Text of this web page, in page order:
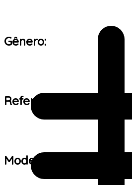
Gênero:
Referência de tamanho:
Modelo: